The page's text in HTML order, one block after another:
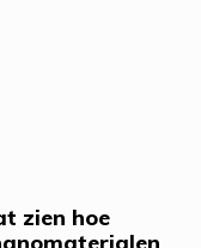
zien hoe